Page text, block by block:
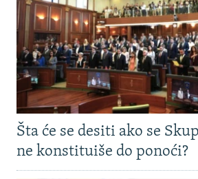
Šta će se desiti ako se
ne konstituiše do ponoći?